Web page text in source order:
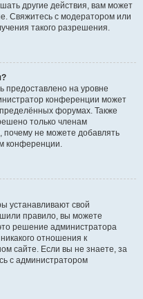
другие действия, вам может
Свяжитесь с модератором или
такого разрешения.
предоставлено на уровне
конференции может
форумах. Также
только членам
почему не можете добавлять
конференции.
устанавливают свой
правило, вы можете
решение администратора
отношения к
сайте. Если вы не знаете, за
с администратором